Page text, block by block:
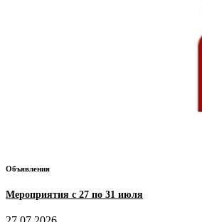
Объявления
Мероприятия с 27 по 31 июля